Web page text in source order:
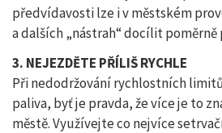
předvídavosti lze i v městském
a dalších „nástrah“ docílit
3. NEJEZDĚTE PŘÍLIŠ RYCHLE
Při nedodržování rychlostních
paliva, byť je pravda, že více je to
městě. Využívejte co nejvíce